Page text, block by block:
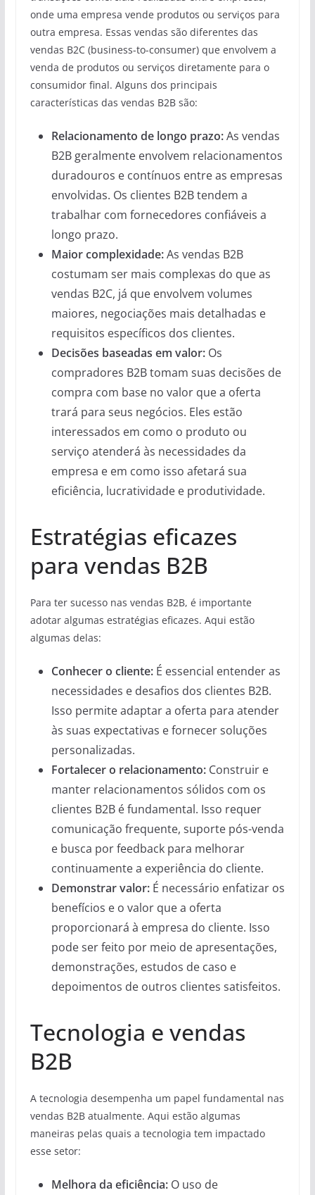
onde uma empresa vende produtos ou serviços para
outra empresa. Essas vendas são diferentes das
vendas B2C (business-to-consumer) que envolvem a
venda de produtos ou serviços diretamente para o
consumidor final. Alguns dos principais
características das vendas B2B são:
Relacionamento de longo prazo:As vendas
B2B geralmente envolvem relacionamentos
duradouros e contínuos entre as empresas
envolvidas. Os clientes B2B tendem a
trabalhar com fornecedores confiáveis a
longo prazo.
Maior complexidade:As vendas B2B
costumam ser mais complexas do que as
vendas B2C, já que envolvem volumes
maiores, negociações mais detalhadas e
requisitos específicos dos clientes.
Decisões baseadas em valor:Os
compradores B2B tomam suas decisões de
compra com base no valor que a oferta
trará para seus negócios. Eles estão
interessados ​​em como o produto ou
serviço atenderá às necessidades da
empresa e em como isso afetará sua
eficiência, lucratividade e produtividade.
Estratégias eficazes
para vendas B2B
Para ter sucesso nas vendas B2B, é importante
adotar algumas estratégias eficazes. Aqui estão
algumas delas:
Conhecer o cliente:É essencial entender as
necessidades e desafios dos clientes B2B.
Isso permite adaptar a oferta para atender
às suas expectativas e fornecer soluções
personalizadas.
Fortalecer o relacionamento:Construir e
manter relacionamentos sólidos com os
clientes B2B é fundamental. Isso requer
comunicação frequente, suporte pós-venda
e busca por feedback para melhorar
continuamente a experiência do cliente.
Demonstrar valor:É necessário enfatizar os
benefícios e o valor que a oferta
proporcionará à empresa do cliente. Isso
pode ser feito por meio de apresentações,
demonstrações, estudos de caso e
depoimentos de outros clientes satisfeitos.
Tecnologia e vendas
B2B
A tecnologia desempenha um papel fundamental nas
vendas B2B atualmente. Aqui estão algumas
maneiras pelas quais a tecnologia tem impactado
esse setor:
Melhora da eficiência:O uso de